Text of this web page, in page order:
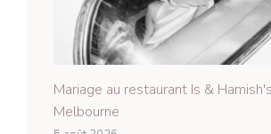
Mariage au restaurant Is &
Melbourne